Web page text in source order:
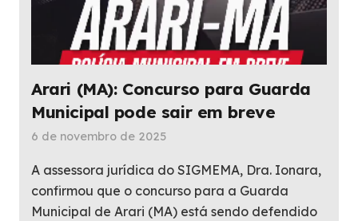
Arari (MA): Concurso para Guarda
Municipal pode sair em breve
6 de novembro de 2025
A assessora jurídica do SIGMEMA, Dra. Ionara,
confirmou que o concurso para a Guarda
Municipal de Arari (MA) está sendo defendido